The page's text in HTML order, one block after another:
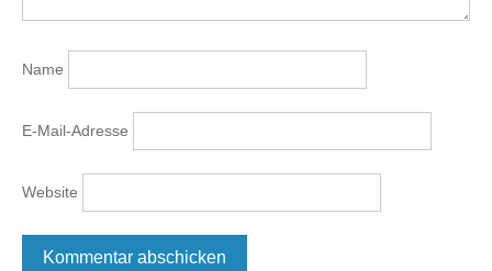
Name
E-Mail-Adresse
Website